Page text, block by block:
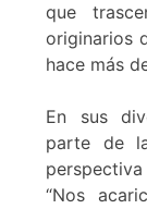
que
originarios
hace más
En sus
parte de
“Nos